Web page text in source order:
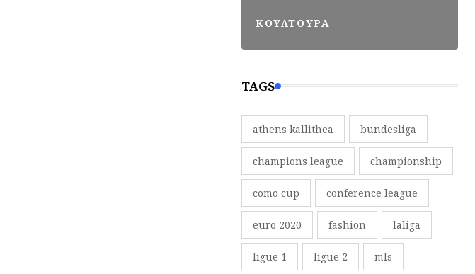
ΚΟΥΛΤΟΥΡΑ
TAGS
athens kallithea bundesliga
champions league championship
como cup conference league
euro 2020 fashion laliga
ligue 1 ligue 2 mls